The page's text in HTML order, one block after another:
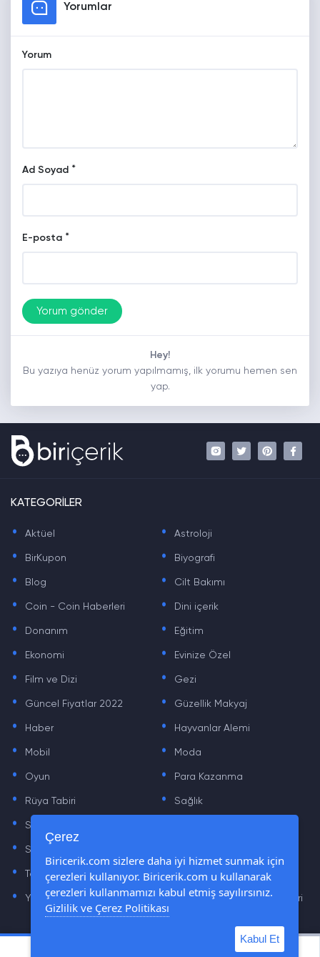
Yorumlar
Yorum
Ad Soyad *
E-posta *
Hey!
Bu yazıya henüz yorum yapılmamış, ilk yorumu hemen sen
yap.
KATEGORİLER
. Aktüel . Astroloji
. BirKupon . Biyografi
. Blog . Cilt Bakımı
. Coin - Coin Haberleri . Dini içerik
. Donanım . Eğitim
. Ekonomi . Evinize Özel
. Film ve Dizi . Gezi
. Güncel Fiyatlar 2022 . Güzellik Makyaj
. Haber . Hayvanlar Alemi
. Mobil . Moda
. Oyun . Para Kazanma
. Rüya Tabiri . Sağlık
. Sinema .
. Sözler
. Teknoloji Haberleri . Yaşam
. Yazılım Haberleri . Yiyecek Önerileri ve Tarifleri
Çerez
Biricerik.com sizlere daha iyi hizmet sunmak için
çerezleri kullanıyor. Biricerik.com u kullanarak
çerezleri kullanmamızı kabul etmiş sayılırsınız.
Gizlilik ve Çerez Politikası
Kabul Et